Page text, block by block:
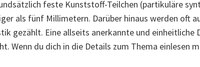
feste Kunststoff-Teilchen (partikuläre
als fünf Millimetern. Darüber hinaus werden oft
gezählt. Eine allseits anerkannte und einheitliche
Wenn du dich in die Details zum Thema einlesen